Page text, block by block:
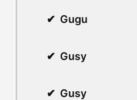
Gugu
Gusy
Gusy